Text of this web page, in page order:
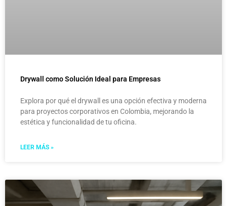
Drywall como Solución Ideal para Empresas
Explora por qué el drywall es una opción efectiva y moderna
para proyectos corporativos en Colombia, mejorando la
estética y funcionalidad de tu oficina.
LEER MÁS »